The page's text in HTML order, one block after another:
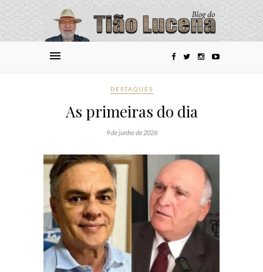
DESTAQUES
As primeiras do dia
9 de junho de 2026